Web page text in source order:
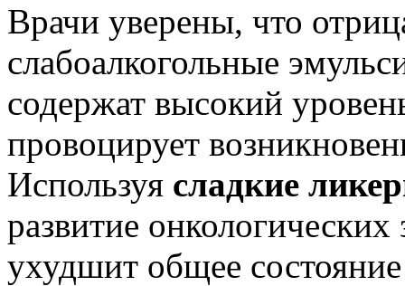
Врачи уверены, что
слабоалкогольные
содержат высокий
провоцирует
Используя сладкие
развитие
ухудшит общее